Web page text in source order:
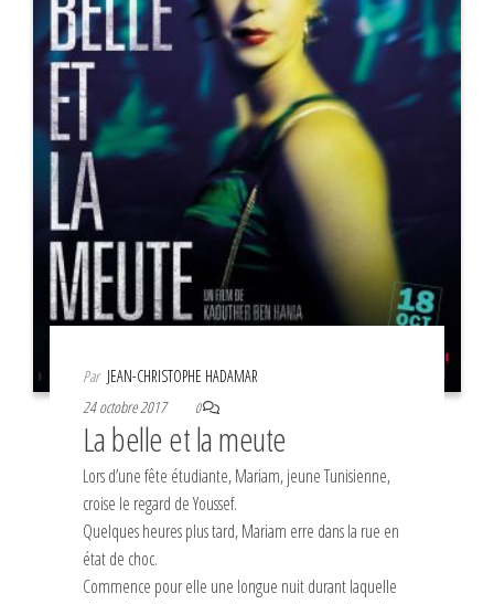
Par JEAN-CHRISTOPHE HADAMAR
24 octobre 2017
0
La belle et la meute
Lors d’une fête étudiante, Mariam, jeune Tunisienne,
croise le regard de Youssef.
Quelques heures plus tard, Mariam erre dans la rue en
état de choc.
Commence pour elle une longue nuit durant laquelle